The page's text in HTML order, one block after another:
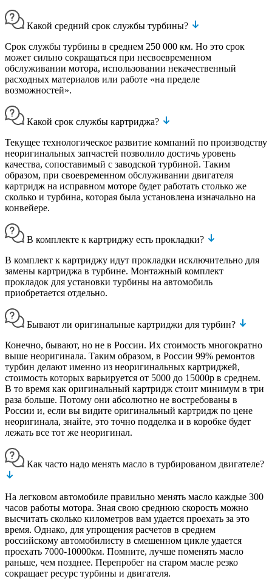
Какой средний срок службы турбины?
Срок службы турбины в среднем 250 000 км. Но это срок
может сильно сокращаться при несвоевременном
обслуживании мотора, использовании некачественный
расходных материалов или работе «на пределе
возможностей».
Какой срок службы картриджа?
Текущее технологическое развитие компаний по производству
неоригинальных запчастей позволило достичь уровень
качества, сопоставимый с заводской турбиной. Таким
образом, при своевременном обслуживании двигателя
картридж на исправном моторе будет работать столько же
сколько и турбина, которая была установлена изначально на
конвейере.
В комплекте к картриджу есть прокладки?
В комплект к картриджу идут прокладки исключительно для
замены картриджа в турбине. Монтажный комплект
прокладок для установки турбины на автомобиль
приобретается отдельно.
Бывают ли оригинальные картриджи для турбин?
Конечно, бывают, но не в России. Их стоимость многократно
выше неоригинала. Таким образом, в России 99% ремонтов
турбин делают именно из неоригинальных картриджей,
стоимость которых варьируется от 5000 до 15000р в среднем.
В то время как оригинальный картридж стоит минимум в три
раза больше. Потому они абсолютно не востребованы в
России и, если вы видите оригинальный картридж по цене
неоригинала, знайте, это точно подделка и в коробке будет
лежать все тот же неоригинал.
Как часто надо менять масло в турбированом двигателе?
На легковом автомобиле правильно менять масло каждые 300
часов работы мотора. Зная свою среднюю скорость можно
высчитать сколько километров вам удается проехать за это
время. Однако, для упрощения расчетов в среднем
российскому автомобилисту в смешенном цикле удается
проехать 7000-10000км. Помните, лучше поменять масло
раньше, чем позднее. Перепробег на старом масле резко
сокращает ресурс турбины и двигателя.